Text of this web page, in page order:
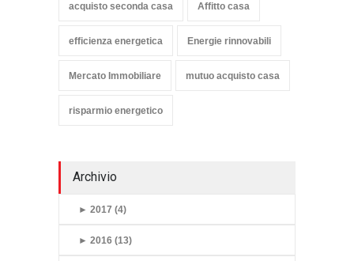
acquisto seconda casa Affitto casa
efficienza energetica Energie rinnovabili
Mercato Immobiliare mutuo acquisto casa
risparmio energetico
Archivio
► 2017 (4)
► 2016 (13)